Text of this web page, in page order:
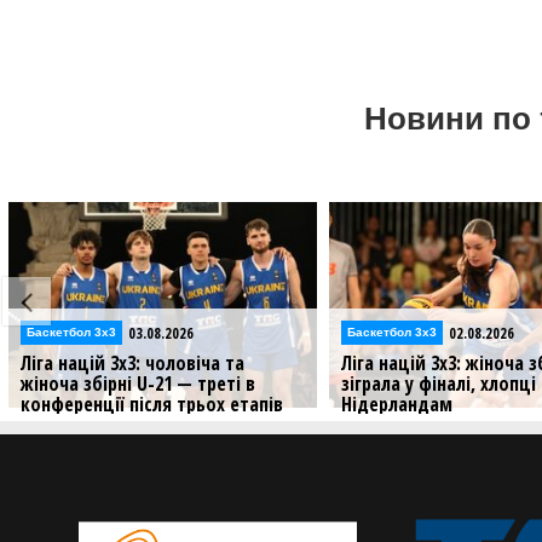
Новини по
Баскетбол 3х3 02.08.2026
Ліга націй 3х3: жіноча збірна U-21
зіграла у фіналі, хлопці програли
Нідерландам
Результати матчів збірних України
Відео 02.08.2026
Збірні України U-
3х3:
Молодіжні збірні